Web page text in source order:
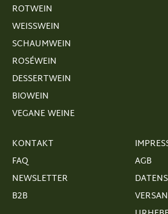
ROTWEIN
WEISSWEIN
SCHAUMWEIN
ROSÉWEIN
DESSERTWEIN
BIOWEIN
VEGANE WEINE
KONTAKT
FAQ
NEWSLETTER
B2B
AGB